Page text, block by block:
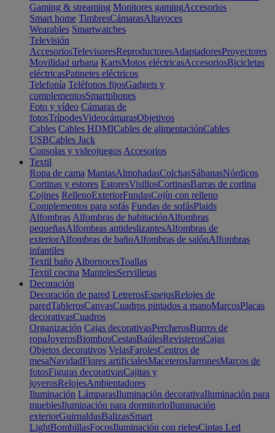
Gaming & streaming Monitores gamingAccesorios
Smart home TimbresCámarasAltavoces
Wearables Smartwatches
Televisión
AccesoriosTelevisoresReproductoresAdaptadoresProyectores
Movilidad urbana KartsMotos eléctricasAccesoriosBicicletas
eléctricasPatinetes eléctricos
Telefonía Teléfonos fijosGadgets y
complementosSmartphones
Foto y vídeo Cámaras de
fotosTrípodesVideocámarasObjetivos
Cables Cables HDMICables de alimentaciónCables
USBCables Jack
Consolas y videojuegos Accesorios
Textil
Ropa de cama MantasAlmohadasColchasSábanasNórdicos
Cortinas y estores EstoresVisillosCortinasBarras de cortina
Cojines RellenoExteriorFundasCojín con relleno
Complementos para sofás Fundas de sofásPlaids
Alfombras Alfombras de habitaciónAlfombras
pequeñasAlfombras antideslizantesAlfombras de
exteriorAlfombras de bañoAlfombras de salónAlfombras
infantiles
Textil baño AlbornocesToallas
Textil cocina MantelesServilletas
Decoración
Decoración de pared LetrerosEspejosRelojes de
paredTablerosCanvasCuadros pintados a manoMarcosPlacas
decorativasCuadros
Organización Cajas decorativasPercherosBurros de
ropaJoyerosBiombosCestasBaúlesRevisterosCajas
Objetos decorativos VelasFarolesCentros de
mesaNavidadFlores artificialesMaceterosJarronesMarcos de
fotosFiguras decorativasCajitas y
joyerosRelojesAmbientadores
Iluminación LámparasIluminación decorativaIluminación para
mueblesIluminación para dormitorioIluminación
exteriorGuirnaldasBalizasSmart
LightBombillasFocosIluminación con rielesCintas Led